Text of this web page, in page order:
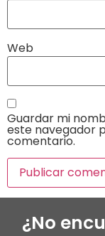
Web
Guardar mi
este navegador
comentario.
¿No